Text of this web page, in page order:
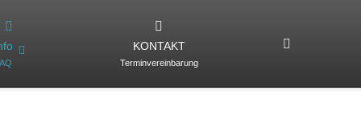
KONTAKT
Terminvereinbarung